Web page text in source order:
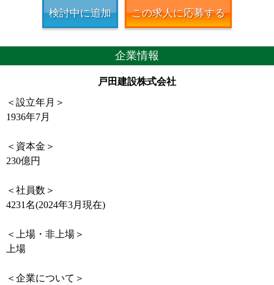
検討中に追加 この求人に応募する
企業情報
戸田建設株式会社
＜設立年月＞
1936年7月
＜資本金＞
230億円
＜社員数＞
4231名(2024年3月現在)
＜上場・非上場＞
上場
＜企業について＞